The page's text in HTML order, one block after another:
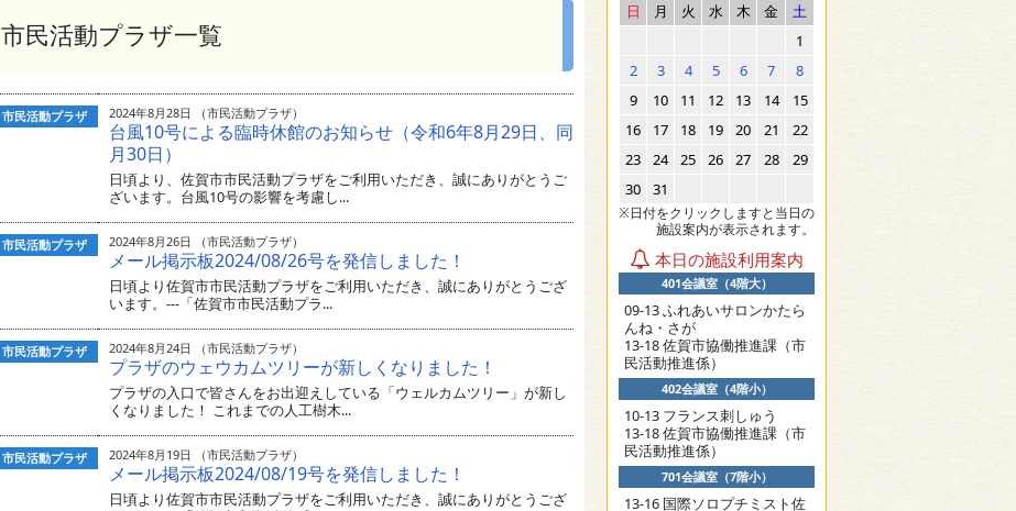
市民活動プラザ一覧
市民活動プラザ 2024年8月28日 （市民活動プラザ）
台風10号による臨時休館のお知らせ（令和6年8月29日、同
月30日）
日頃より、佐賀市市民活動プラザをご利用いただき、誠にありがとうご
ざいます。台風10号の影響を考慮し...
市民活動プラザ 2024年8月26日 （市民活動プラザ）
メール掲示板2024/08/26号を発信しました！
日頃より佐賀市市民活動プラザをご利用いただき、誠にありがとうござ
います。---「佐賀市市民活動プラ...
市民活動プラザ 2024年8月24日 （市民活動プラザ）
プラザのウェウカムツリーが新しくなりました！
プラザの入口で皆さんをお出迎えしている「ウェルカムツリー」が新し
くなりました！ これまでの人工樹木...
市民活動プラザ 2024年8月19日 （市民活動プラザ）
メール掲示板2024/08/19号を発信しました！
日頃より佐賀市市民活動プラザをご利用いただき、誠にありがとうござ
日
月 火 水 木 金
土
1
2
3 4 5 6 7
8
9
10 11 12 13 14
15
16
17 18 19 20 21
22
23
24 25 26 27 28
29
30
31
※日付をクリックしますと当日の
施設案内が表示されます。
本日の施設利用案内
401会議室（4階大）
09-13 ふれあいサロンかたら
んね・さが
13-18 佐賀市協働推進課（市
民活動推進係）
402会議室（4階小）
10-13 フランス刺しゅう
13-18 佐賀市協働推進課（市
民活動推進係）
701会議室（7階小）
13-16 国際ソロプチミスト佐